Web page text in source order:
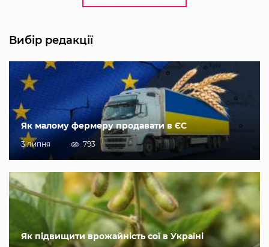
Вибір редакції
Як малому фермеру продавати в ЄС
3 липня 793
Як підвищити врожайність сої в Україні